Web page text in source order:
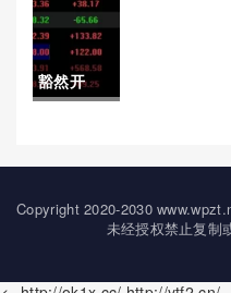
室)
白银期货
开户（详
细介绍嘉
相关信
豁然开
煤炭期货
行情(煤炭
概述)
Copyright 2020-2030
未经授权禁止复制